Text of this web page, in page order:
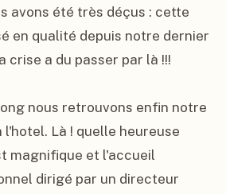
avons été très déçus : cette
en qualité depuis notre dernier
crise a du passer par là !!!
nous retrouvons enfin notre
l'hotel. Là ! quelle heureuse
magnifique et l'accueil
dirigé par un directeur